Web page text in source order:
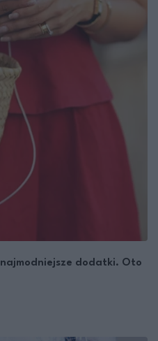
dodatki. Oto